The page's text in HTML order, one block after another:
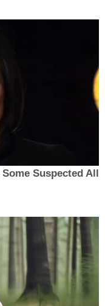
Suspected All